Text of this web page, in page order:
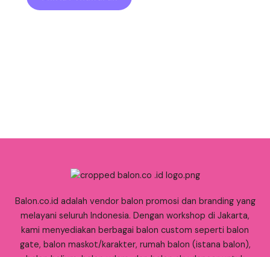
Balon.co.id adalah vendor balon promosi dan branding yang
melayani seluruh Indonesia. Dengan workshop di Jakarta,
kami menyediakan berbagai balon custom seperti balon
gate, balon maskot/karakter, rumah balon (istana balon),